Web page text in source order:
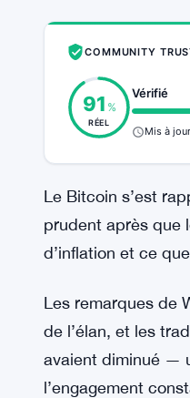
COMMUNITY
91 %
RÉEL
Vérifié
Mis à
Le Bitcoin s’est
prudent après que
d’inflation et ce
Les remarques de
de l’élan, et les
avaient diminué —
l’engagement